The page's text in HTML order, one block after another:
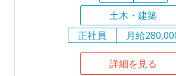
土木・建築
正社員
月給
詳細を見る